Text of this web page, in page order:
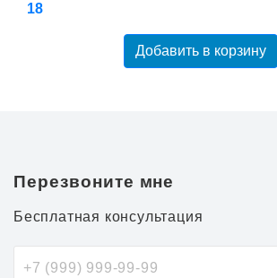
18
Добавить в корзину
Перезвоните мне
Бесплатная консультация